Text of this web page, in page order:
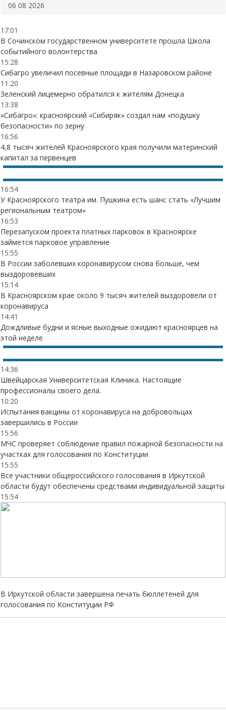
06 08 2026
17:01
В Сочинском государственном университете прошла Школа
событийного волонтерства
15:28
Сибагро увеличил посевные площади в Назаровском районе
11:20
Зеленский лицемерно обратился к жителям Донецка
13:38
«Сибагро»: красноярский «Сибиряк» создал нам «подушку
безопасности» по зерну
16:56
4,8 тысяч жителей Красноярского края получили материнский
капитал за первенцев
16:54
У Красноярского театра им. Пушкина есть шанс стать «Лучшим
региональным театром»
16:53
Перезапуском проекта платных парковок в Красноярске
займется парковое управление
15:55
В России заболевших коронавирусом снова больше, чем
выздоровевших
15:14
В Красноярском крае около 9 тысяч жителей выздоровели от
коронавируса
14:41
Дождливые будни и ясные выходные ожидают красноярцев на
этой неделе
14:36
Швейцарская Университетская Клиника. Настоящие
профессионалы своего дела.
10:20
Испытания вакцины от коронавируса на добровольцах
завершились в России
15:56
МЧС проверяет соблюдение правил пожарной безопасности на
участках для голосования по Конституции
15:55
Все участники общероссийского голосования в Иркутской
области будут обеспечены средствами индивидуальной защиты
15:54
В Иркутской области завершена печать бюллетеней для
голосования по Конституции РФ